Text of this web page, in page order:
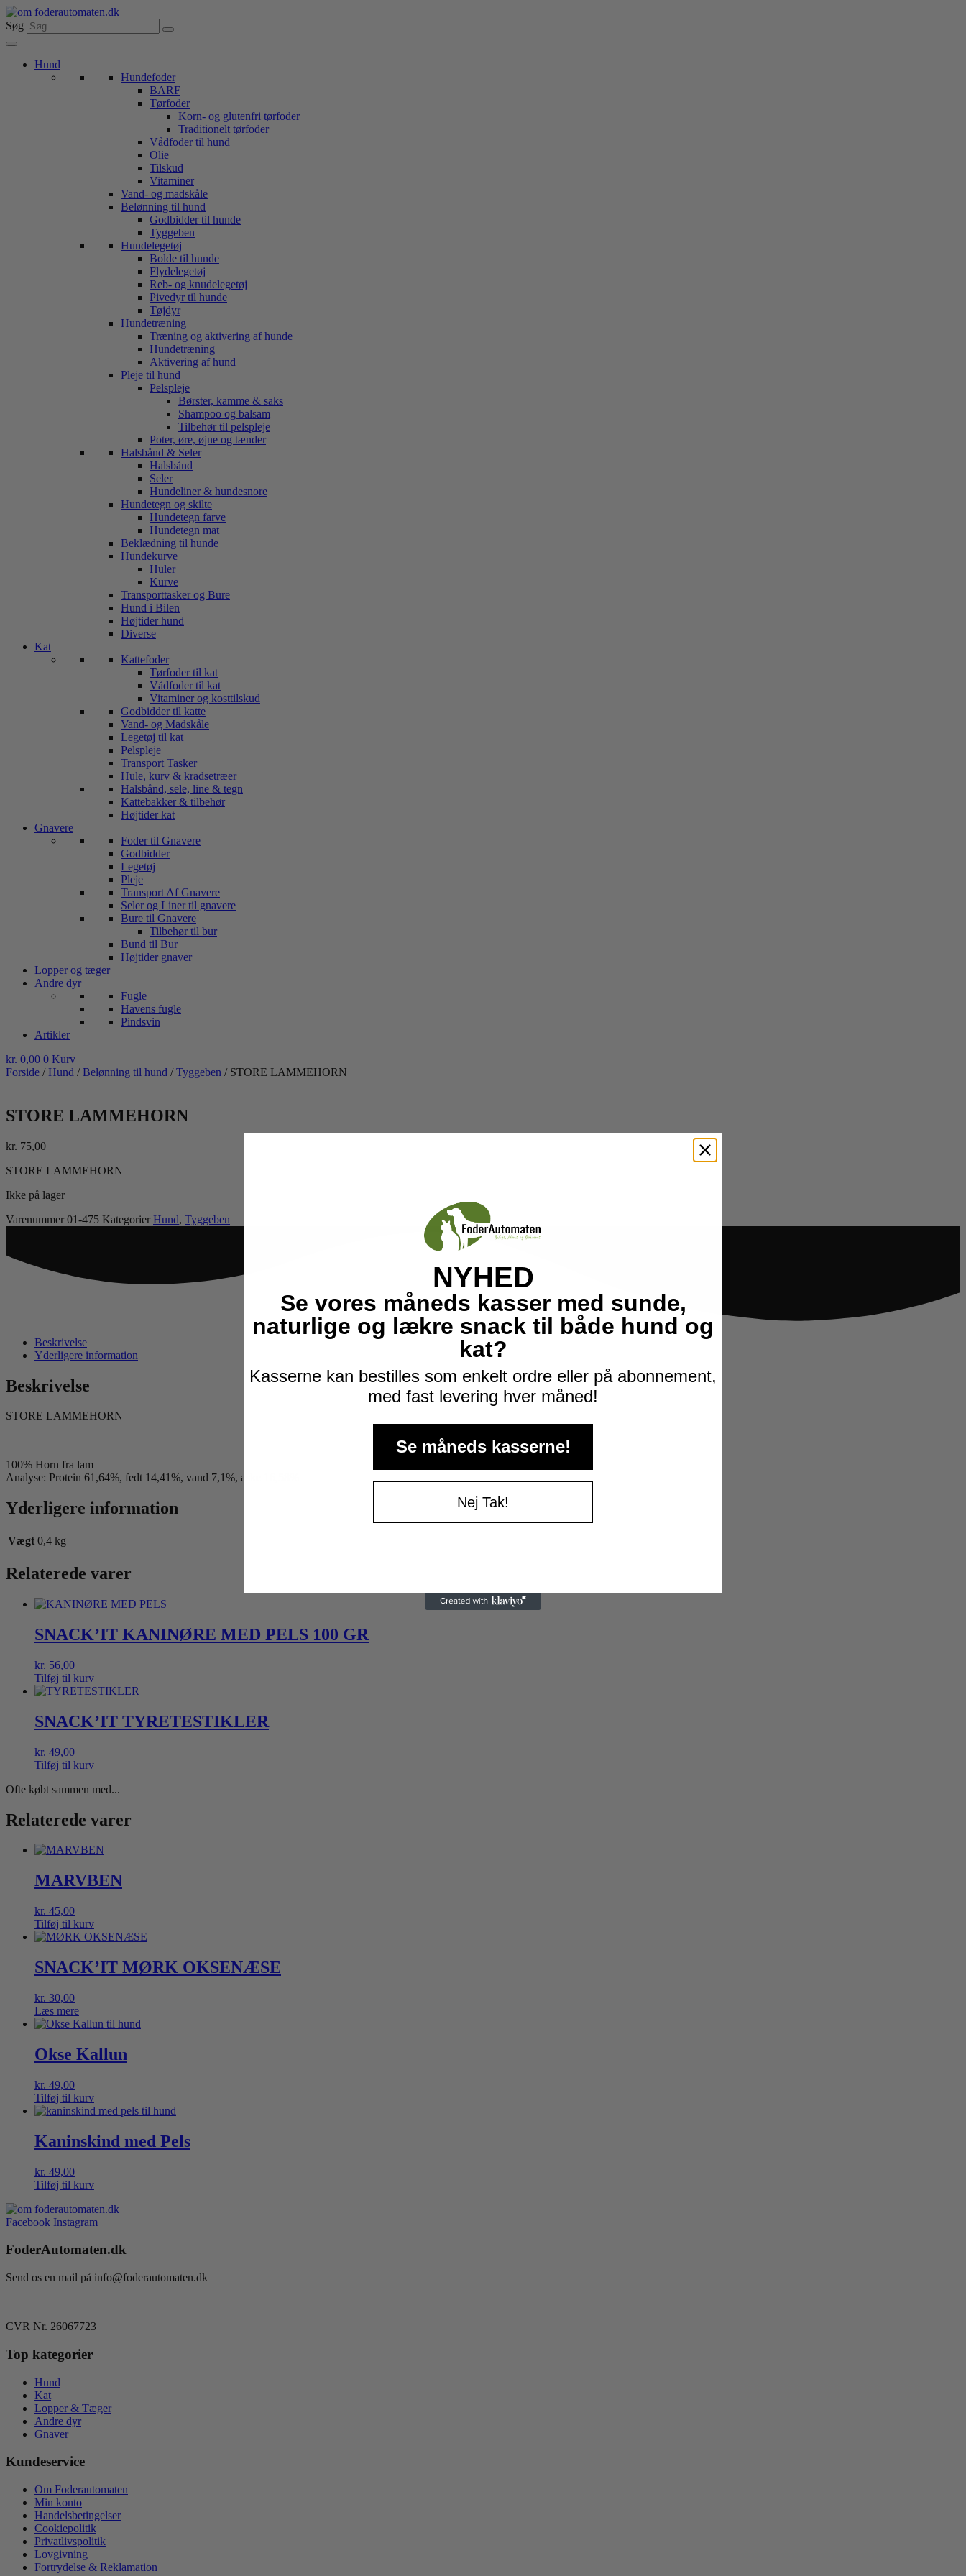
Videre
til
indhold
Søg
Hund
Hundefoder
BARF
Tørfoder
Korn- og glutenfri tørfoder
Traditionelt tørfoder
Vådfoder til hund
Olie
Tilskud
Vitaminer
Vand- og madskåle
Belønning til hund
Godbidder til hunde
Tyggeben
Hundelegetøj
Bolde til hunde
Flydelegetøj
Reb- og knudelegetøj
Pivedyr til hunde
Tøjdyr
Hundetræning
Træning og aktivering af hunde
Hundetræning
Aktivering af hund
Pleje til hund
Pelspleje
Børster, kamme & saks
Shampoo og balsam
Tilbehør til pelspleje
Poter, øre, øjne og tænder
Halsbånd & Seler
Halsbånd
Seler
Hundeliner & hundesnore
Hundetegn og skilte
Hundetegn farve
Hundetegn mat
Beklædning til hunde
Hundekurve
Huler
Kurve
Transporttasker og Bure
Hund i Bilen
Højtider hund
Diverse
Kat
Kattefoder
Tørfoder til kat
Vådfoder til kat
Vitaminer og kosttilskud
Godbidder til katte
Vand- og Madskåle
Legetøj til kat
Pelspleje
Transport Tasker
Hule, kurv & kradsetræer
Halsbånd, sele, line & tegn
Kattebakker & tilbehør
Højtider kat
Gnavere
Foder til Gnavere
Godbidder
Legetøj
Pleje
Transport Af Gnavere
Seler og Liner til gnavere
Bure til Gnavere
Tilbehør til bur
Bund til Bur
Højtider gnaver
Lopper og tæger
Andre dyr
Fugle
Havens fugle
Pindsvin
Artikler
kr. 0,00 0 Kurv
Forside /Hund /Belønning til hund /Tyggeben / STORE LAMMEHORN
STORE LAMMEHORN
kr. 75,00
STORE LAMMEHORN
Ikke på lager
Varenummer 01-475 Kategorier Hund, Tyggeben
Beskrivelse
Yderligere information
Beskrivelse
STORE LAMMEHORN
100% Horn fra lam
Analyse: Protein 61,64%, fedt 14,41%, vand 7,1%, aske 16,58%
Yderligere information
Vægt 0,4 kg
Relaterede varer
SNACK’IT KANINØRE MED PELS 100 GR
kr. 56,00
Tilføj til kurv
SNACK’IT TYRETESTIKLER
kr. 49,00
Tilføj til kurv
Ofte købt sammen med...
Relaterede varer
MARVBEN
kr. 45,00
Tilføj til kurv
SNACK’IT MØRK OKSENÆSE
kr. 30,00
Læs mere
Okse Kallun
kr. 49,00
Tilføj til kurv
Kaninskind med Pels
kr. 49,00
Tilføj til kurv
Facebook Instagram
FoderAutomaten.dk
Send os en mail på info@foderautomaten.dk
CVR Nr. 26067723
Top kategorier
Hund
Kat
Lopper & Tæger
Andre dyr
Gnaver
Kundeservice
Om Foderautomaten
Min konto
Handelsbetingelser
Cookiepolitik
Privatlivspolitik
Lovgivning
Fortrydelse & Reklamation
NYHED
Se vores måneds kasser med sunde,
naturlige og lækre snack til både hund og
kat?
Kasserne kan bestilles som enkelt ordre eller på abonnement,
med fast levering hver måned!
Se måneds kasserne!
Nej Tak!